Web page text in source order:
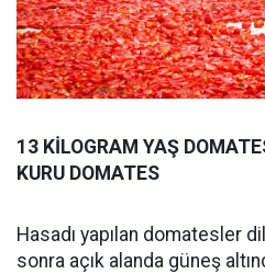
13 KİLOGRAM YAŞ
KURU DOMATES
Hasadı yapılan domatesler
sonra açık alanda güneş